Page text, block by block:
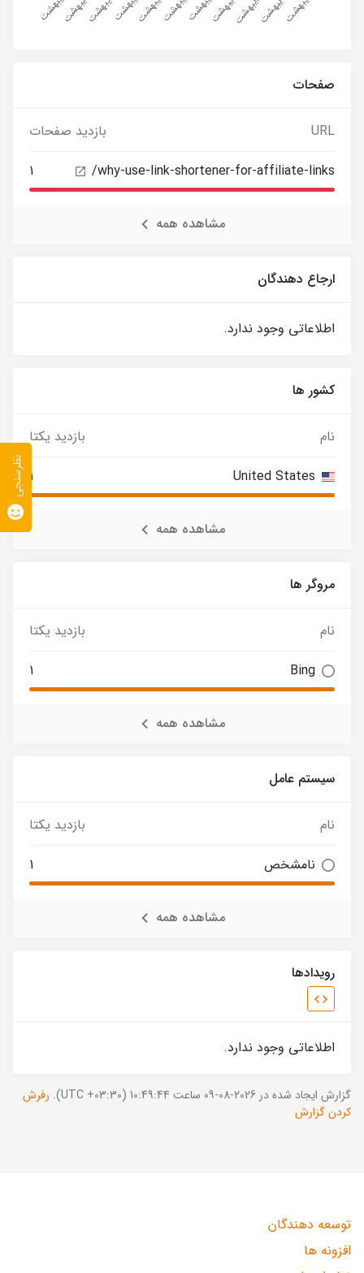
صفحات
URL
بازدید صفحات
/why-use-link-shortener-for-affiliate-links
1
مشاهده همه
ارجاع دهندگان
اطلاعاتی وجود ندارد.
کشور ها
نام
بازدید یکتا
United States
1
مشاهده همه
مروگر ها
نام
بازدید یکتا
Bing
1
مشاهده همه
سیستم عامل
نام
بازدید یکتا
نامشخص
1
مشاهده همه
رویدادها
اطلاعاتی وجود ندارد.
گزارش ایجاد شده در 2026-08-09 ساعت 10:49:44 (UTC +03:30).
رفرش
کردن گزارش
توسعه دهندگان
افزونه ها
نظرسنجی